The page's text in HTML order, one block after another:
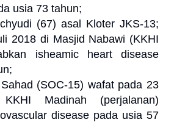
usia 73 tahun;
(67) asal Kloter JKS-13;
2018 di Masjid Nabawi (KKHI
isheamic heart disease
(SOC-15) wafat pada 23
Madinah (perjalanan)
disease pada usia 57